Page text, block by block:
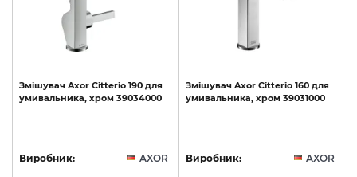
Змішувач Axor Citterio 190 для
умивальника, хром 39034000
Виробник: AXOR
Змішувач Axor Citterio 160 для
умивальника, хром 39031000
Виробник: AXOR